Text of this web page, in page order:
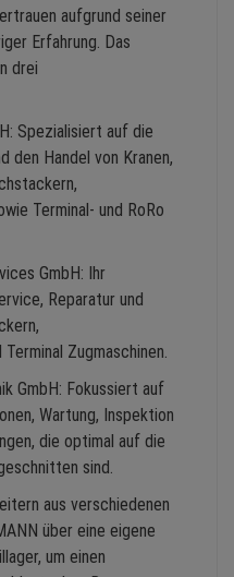
aufgrund seiner
Erfahrung. Das
drei
Spezialisiert auf die
den Handel von Kranen,
Terminal- und RoRo
GmbH: Ihr
Reparatur und
Zugmaschinen.
GmbH: Fokussiert auf
Wartung, Inspektion
die optimal auf die
sind.
aus verschiedenen
über eine eigene
um einen